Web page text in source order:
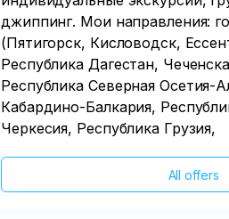
джиппинг. Мои направления:
(Пятигорск, Кисловодск,
Республика Дагестан,
Республика Северная Осетия-
Кабардино-Балкария,
Черкесия, Республика Грузия,
All offers